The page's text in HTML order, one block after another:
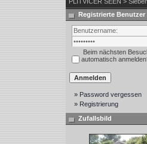
Registrierte Benutzer
Beim nächsten
automatisch
» Password vergessen
» Registrierung
Zufallsbild